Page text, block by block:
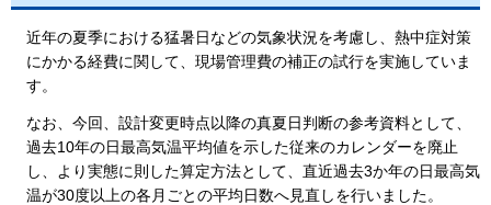
近年の夏季における猛暑日などの気象状況を考慮し、熱中症対策
にかかる経費に関して、現場管理費の補正の試行を実施していま
す。
なお、今回、設計変更時点以降の真夏日判断の参考資料として、
過去10年の日最高気温平均値を示した従来のカレンダーを廃止
し、より実態に則した算定方法として、直近過去3か年の日最高気
温が30度以上の各月ごとの平均日数へ見直しを行いました。